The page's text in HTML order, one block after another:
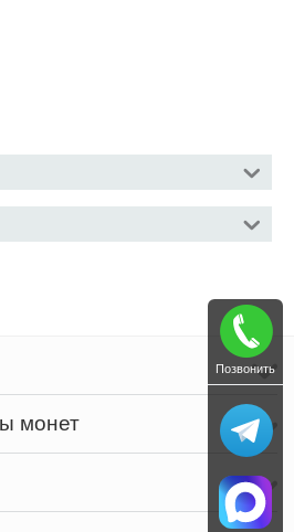
монет
Позвонить